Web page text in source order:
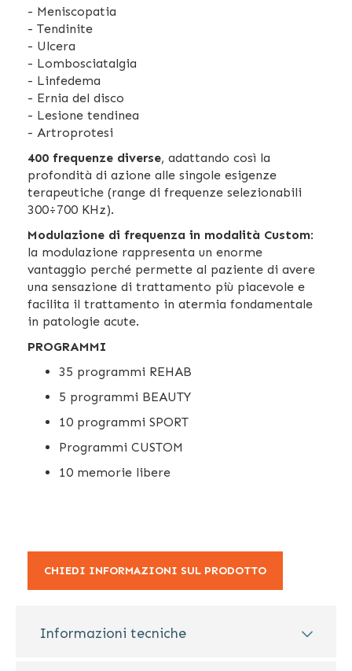
- Meniscopatia
- Tendinite
- Ulcera
- Lombosciatalgia
- Linfedema
- Ernia del disco
- Lesione tendinea
- Artroprotesi
400 frequenze diverse, adattando così la
profondità di azione alle singole esigenze
terapeutiche (range di frequenze selezionabili
300÷700 KHz).
Modulazione di frequenza in modalità Custom:
la modulazione rappresenta un enorme
vantaggio perché permette al paziente di avere
una sensazione di trattamento più piacevole e
facilita il trattamento in atermia fondamentale
in patologie acute.
PROGRAMMI
35 programmi REHAB
5 programmi BEAUTY
10 programmi SPORT
Programmi CUSTOM
10 memorie libere
CHIEDI INFORMAZIONI SUL PRODOTTO
Informazioni tecniche